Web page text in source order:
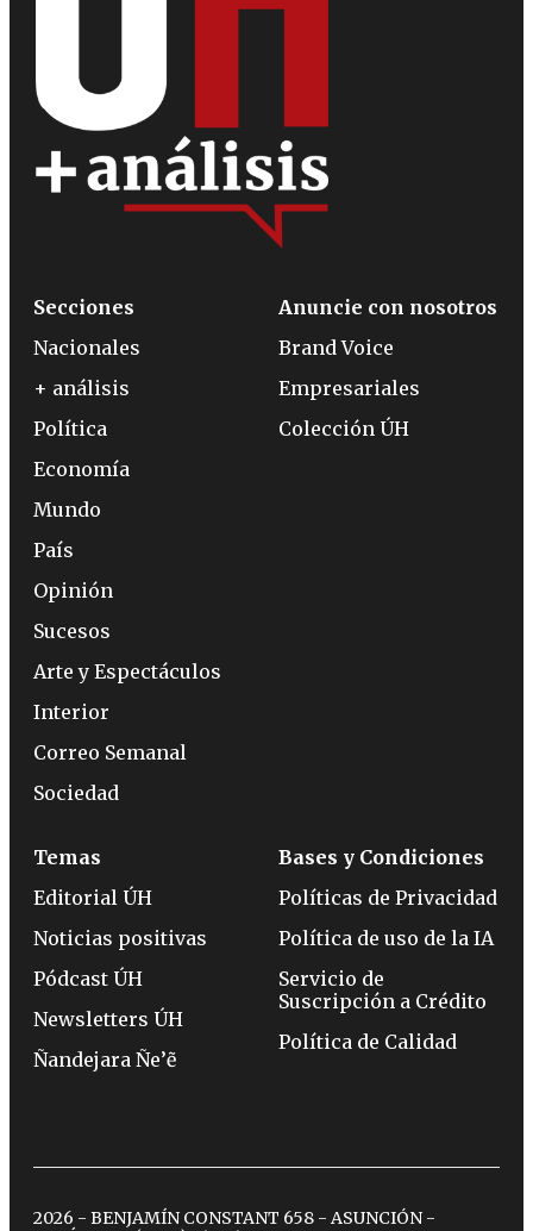
Secciones
Nacionales
+ análisis
Política
Economía
Mundo
País
Opinión
Sucesos
Arte y Espectáculos
Interior
Correo Semanal
Sociedad
Anuncie con nosotros
Brand Voice
Empresariales
Colección ÚH
Temas
Editorial ÚH
Noticias positivas
Pódcast ÚH
Newsletters ÚH
Ñandejara Ñe’ẽ
Bases y Condiciones
Políticas de Privacidad
Política de uso de la IA
Servicio de
Suscripción a Crédito
Política de Calidad
2026 - BENJAMÍN CONSTANT 658 - ASUNCIÓN -